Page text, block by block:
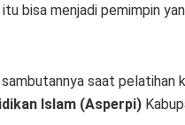
bisa menjadi pemimpin
saat pelatihan
Islam (Asperpi)